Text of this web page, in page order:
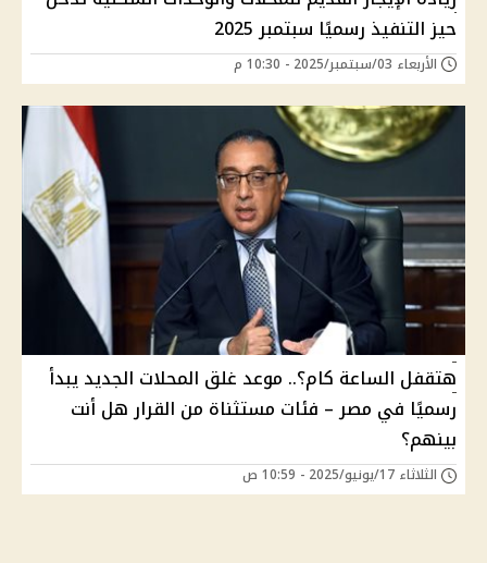
حيز التنفيذ رسميًا سبتمبر 2025
الأربعاء 03/سبتمبر/2025 - 10:30 م
هتقفل الساعة كام؟.. موعد غلق المحلات الجديد يبدأ
رسميًا في مصر – فئات مستثناة من القرار هل أنت
بينهم؟
الثلاثاء 17/يونيو/2025 - 10:59 ص